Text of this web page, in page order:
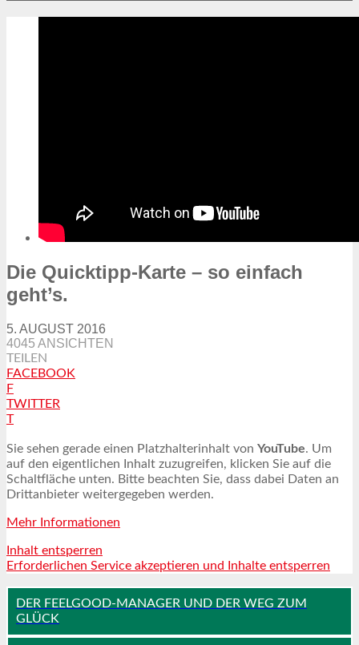
Die Quicktipp-Karte – so einfach
geht’s.
5. AUGUST 2016
4045 ANSICHTEN
TEILEN
FACEBOOK
F
TWITTER
T
Sie sehen gerade einen Platzhalterinhalt von YouTube. Um
auf den eigentlichen Inhalt zuzugreifen, klicken Sie auf die
Schaltfläche unten. Bitte beachten Sie, dass dabei Daten an
Drittanbieter weitergegeben werden.
Mehr Informationen
Inhalt entsperren
Erforderlichen Service akzeptieren und Inhalte entsperren
DER FEELGOOD-MANAGER UND DER WEG ZUM
GLÜCK